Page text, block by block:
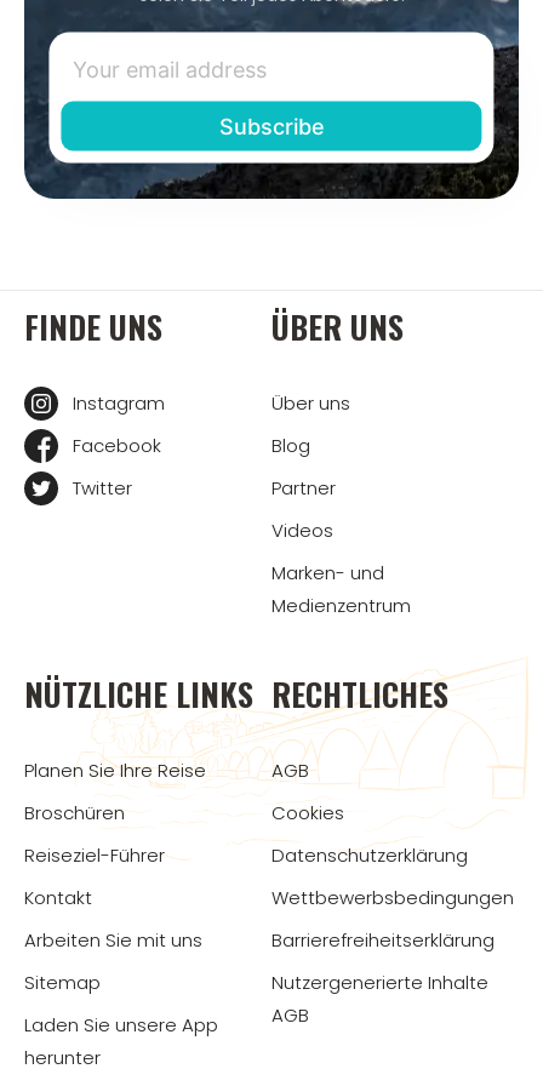
FINDE UNS
Instagram
Facebook
Twitter
ÜBER UNS
Über uns
Blog
Partner
Videos
Marken- und
Medienzentrum
NÜTZLICHE LINKS
Planen Sie Ihre Reise
Broschüren
Reiseziel-Führer
Kontakt
Arbeiten Sie mit uns
Sitemap
Laden Sie unsere App
herunter
RECHTLICHES
AGB
Cookies
Datenschutzerklärung
Wettbewerbsbedingungen
Barrierefreiheitserklärung
Nutzergenerierte Inhalte
AGB